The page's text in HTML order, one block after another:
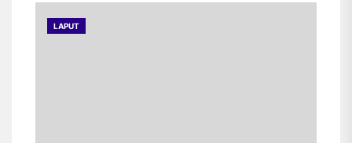
LAPUT